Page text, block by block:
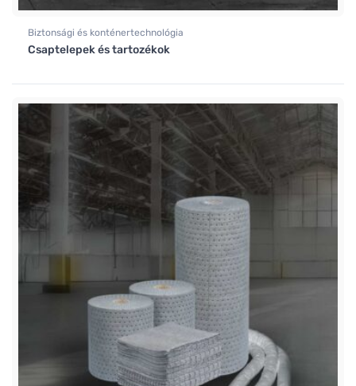
Biztonsági és konténertechnológia
Csaptelepek és tartozékok